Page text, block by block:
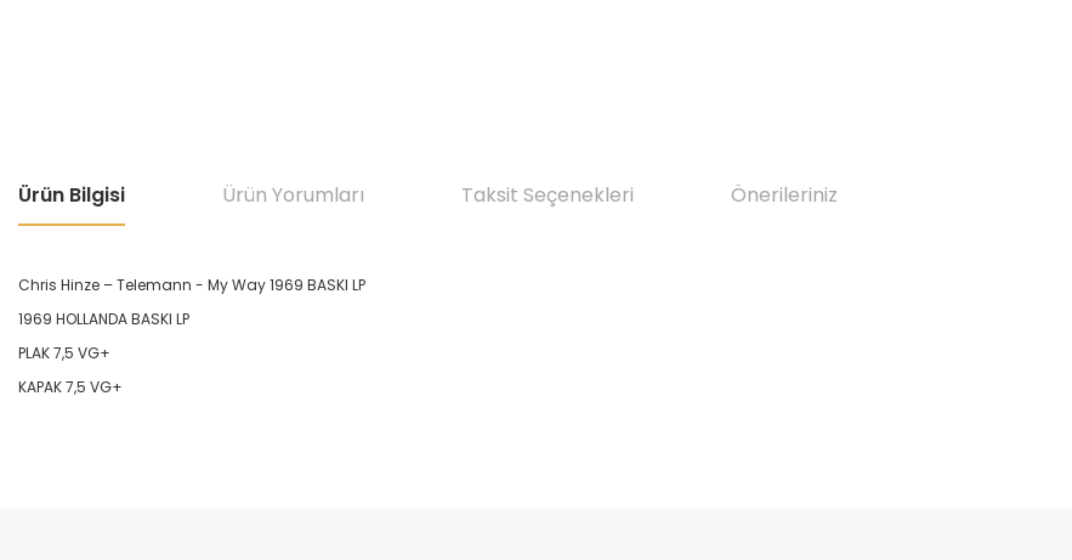
Ürün Bilgisi Ürün Yorumları Taksit Seçenekleri Önerileriniz
Chris Hinze – Telemann - My Way 1969 BASKI LP
1969 HOLLANDA BASKI LP
PLAK 7,5 VG+
KAPAK 7,5 VG+